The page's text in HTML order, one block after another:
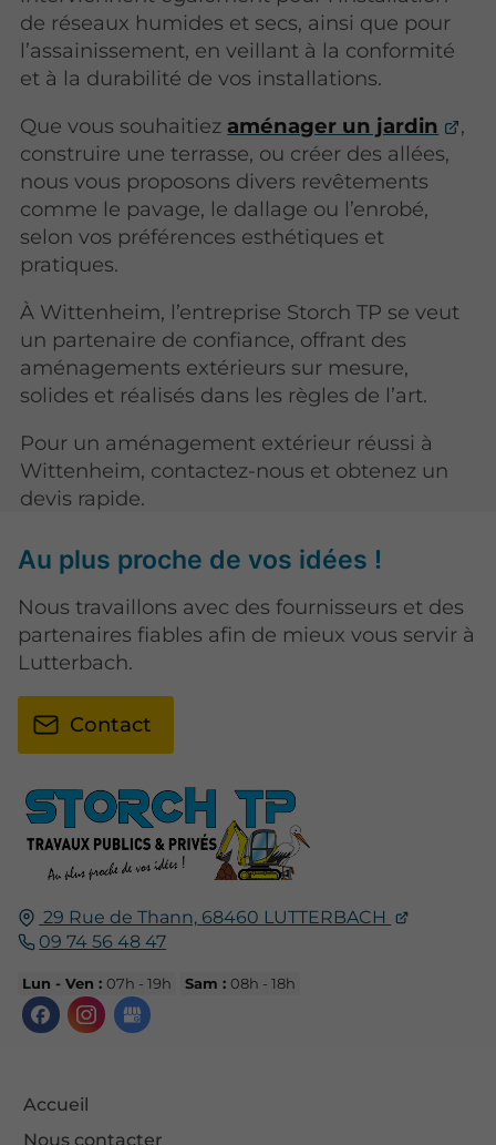
de réseaux humides et secs, ainsi que pour
l’assainissement, en veillant à la conformité
et à la durabilité de vos installations.
Que vous souhaitiez aménager un jardin
,
construire une terrasse, ou créer des allées,
nous vous proposons divers revêtements
comme le pavage, le dallage ou l’enrobé,
selon vos préférences esthétiques et
pratiques.
À Wittenheim, l’entreprise Storch TP se veut
un partenaire de confiance, offrant des
aménagements extérieurs sur mesure,
solides et réalisés dans les règles de l’art.
Pour un aménagement extérieur réussi à
Wittenheim, contactez-nous et obtenez un
devis rapide.
29 Rue de Thann, 68460 LUTTERBACH
09 74 56 48 47
Lun - Ven :07h - 19h Sam :08h - 18h
Accueil
Nous contacter
Au plus proche de vos idées !
Nous travaillons avec des fournisseurs et des
partenaires fiables afin de mieux vous servir à
Lutterbach.
Contact